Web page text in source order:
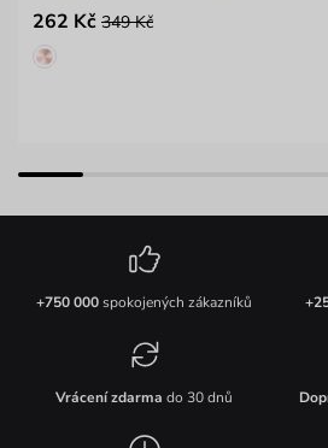
262 Kč 349 Kč
+750 000spokojených zákazníků
Vrácení zdarma do 30 dnů